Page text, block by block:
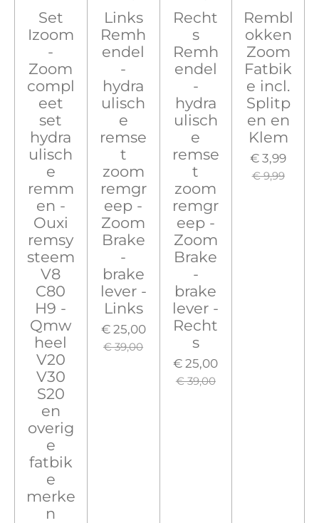
Set
Izoom
-
Zoom
compl
eet
set
hydra
ulisch
e
remm
en -
Ouxi
remsy
steem
V8
C80
H9 -
Qmw
heel
V20
V30
S20
en
overig
e
fatbik
e
merke
n
Links
Remh
endel
-
hydra
ulisch
e
remse
t
zoom
remgr
eep -
Zoom
Brake
-
brake
lever -
Links
€ 25,00
€ 39,00
Recht
s
Remh
endel
-
hydra
ulisch
e
remse
t
zoom
remgr
eep -
Zoom
Brake
-
brake
lever -
Recht
s
€ 25,00
€ 39,00
Rembl
okken
Zoom
Fatbik
e incl.
Splitp
en en
Klem
€ 3,99
€ 9,99